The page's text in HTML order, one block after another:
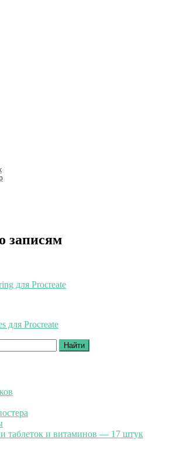
записям
для Procreate
для Procreate
Найти
таблеток и витаминов — 17 штук